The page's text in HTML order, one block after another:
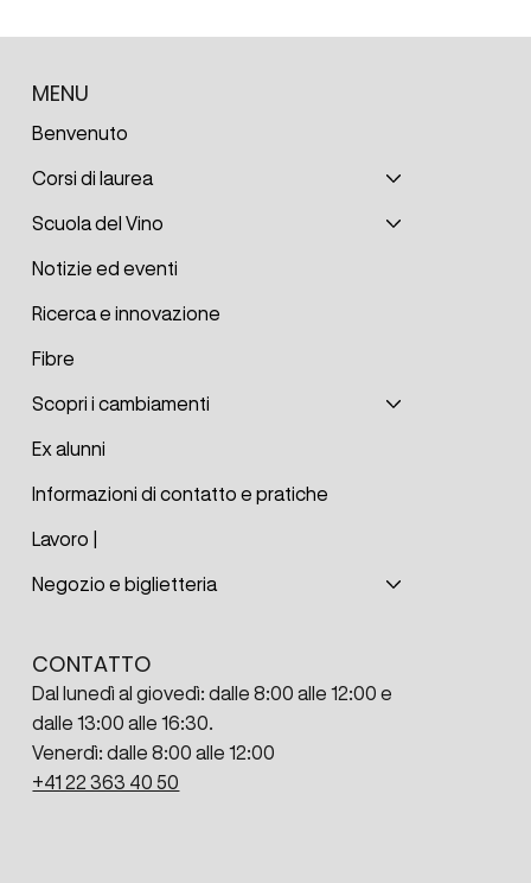
MENU
Benvenuto
Corsi di laurea
Scuola del Vino
Notizie ed eventi
Ricerca e innovazione
Fibre
Scopri i cambiamenti
Ex alunni
Informazioni di contatto e pratiche
Lavoro |
Negozio e biglietteria
CONTATTO
Dal lunedì al giovedì: dalle 8:00 alle 12:00 e
dalle 13:00 alle 16:30.
Venerdì: dalle 8:00 alle 12:00
+41 22 363 40 50